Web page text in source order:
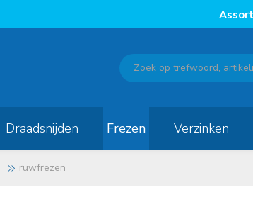
Draadsnijden Frezen Verzinken
ruwfrezen